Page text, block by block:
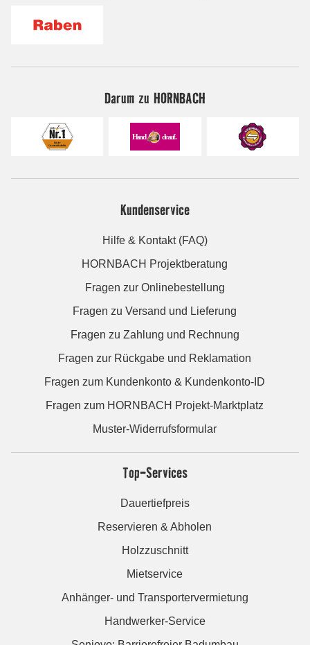
Darum zu HORNBACH
Kundenservice
Hilfe & Kontakt (FAQ)
HORNBACH Projektberatung
Fragen zur Onlinebestellung
Fragen zu Versand und Lieferung
Fragen zu Zahlung und Rechnung
Fragen zur Rückgabe und Reklamation
Fragen zum Kundenkonto & Kundenkonto-ID
Fragen zum HORNBACH Projekt-Marktplatz
Muster-Widerrufsformular
Top-Services
Dauertiefpreis
Reservieren & Abholen
Holzzuschnitt
Mietservice
Anhänger- und Transportervermietung
Handwerker-Service